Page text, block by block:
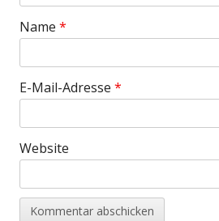
Name *
E-Mail-Adresse *
Website